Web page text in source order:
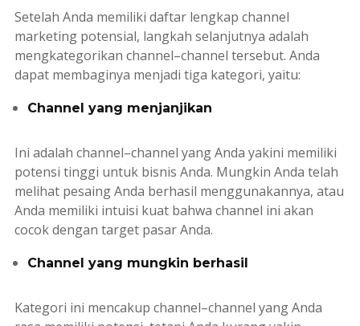
Setelah Anda memiliki daftar lengkap channel
marketingpotensial, langkah selanjutnya adalah
mengkategorikan channel–channel tersebut. Anda
dapat membaginya menjadi tiga kategori, yaitu:
Channel yang menjanjikan
Ini adalah channel–channel yang Anda yakini memiliki
potensi tinggi untuk bisnis Anda. Mungkin Anda telah
melihat pesaing Anda berhasil menggunakannya, atau
Anda memiliki intuisi kuat bahwa channel ini akan
cocok dengan target pasar Anda.
Channel yang mungkin berhasil
Kategori ini mencakup channel–channel yang Anda